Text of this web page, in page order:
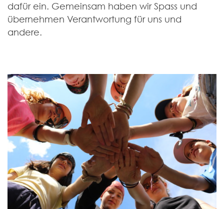
dafür ein. Gemeinsam haben wir Spass und
übernehmen Verantwortung für uns und
andere.